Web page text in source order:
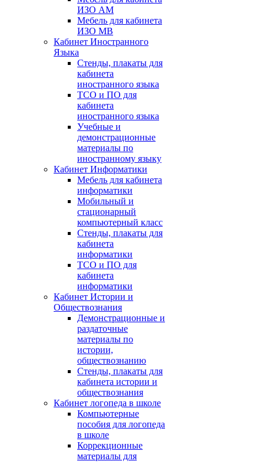
ИЗО АМ
Мебель для кабинета
ИЗО МВ
Кабинет Иностранного
Языка
Стенды, плакаты для
кабинета
иностранного языка
ТСО и ПО для
кабинета
иностранного языка
Учебные и
демонстрационные
материалы по
иностранному языку
Кабинет Информатики
Мебель для кабинета
информатики
Мобильный и
стационарный
компьютерный класс
Стенды, плакаты для
кабинета
информатики
ТСО и ПО для
кабинета
информатики
Кабинет Истории и
Обществознания
Демонстрационные и
раздаточные
материалы по
истории,
обществознанию
Стенды, плакаты для
кабинета истории и
обществознания
Кабинет логопеда в школе
Компьютерные
пособия для логопеда
в школе
Коррекционные
материалы для